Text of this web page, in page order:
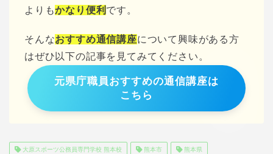
よりもかなり便利 です。
そんなおすすめ通信講座について興味がある方
はぜひ以下の記事を見てみてください。
元県庁職員おすすめの通信講座は
こちら
大原スポーツ公務員専門学校 熊本校 熊本市 熊本県